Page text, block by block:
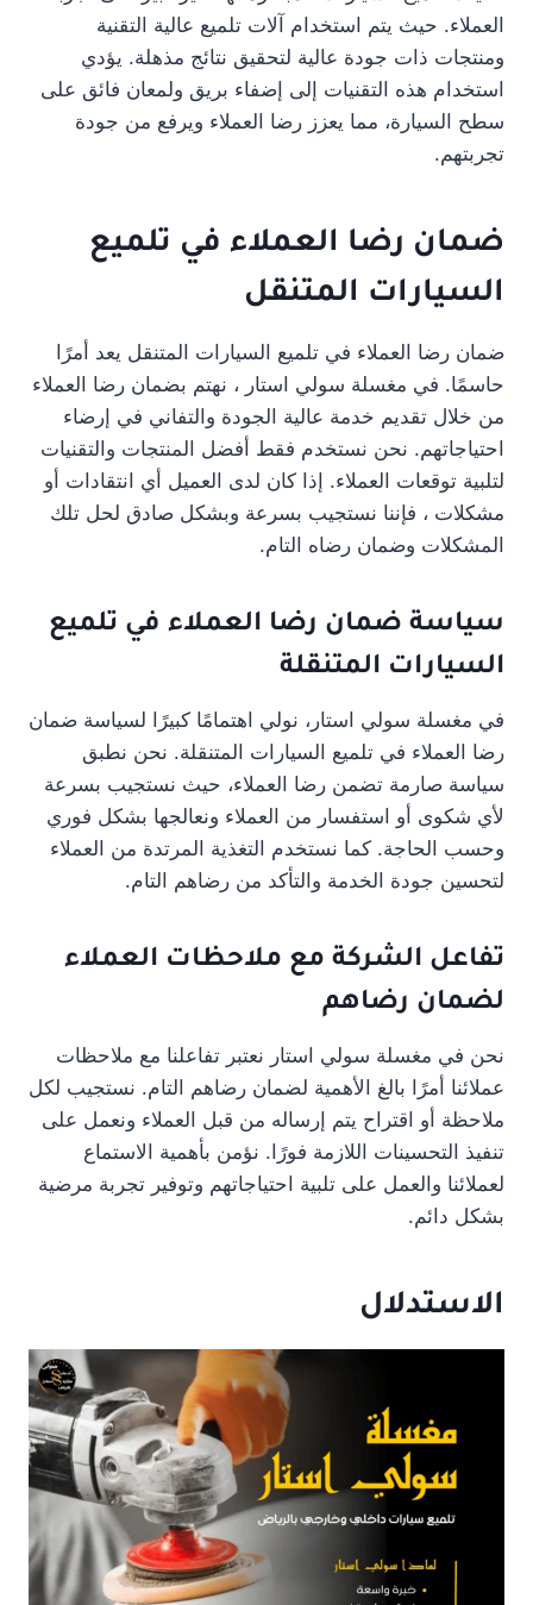
العملاء. حيث يتم استخدام آلات تلميع عالية التقنية
ومنتجات ذات جودة عالية لتحقيق نتائج مذهلة. يؤدي
استخدام هذه التقنيات إلى إضفاء بريق ولمعان فائق على
سطح السيارة، مما يعزز رضا العملاء ويرفع من جودة
تجربتهم.
ضمان رضا العملاء في تلميع
السيارات المتنقل
ضمان رضا العملاء في تلميع السيارات المتنقل يعد أمرًا
حاسمًا. في مغسلة سولي استار ، نهتم بضمان رضا العملاء
من خلال تقديم خدمة عالية الجودة والتفاني في إرضاء
احتياجاتهم. نحن نستخدم فقط أفضل المنتجات والتقنيات
لتلبية توقعات العملاء. إذا كان لدى العميل أي انتقادات أو
مشكلات ، فإننا نستجيب بسرعة وبشكل صادق لحل تلك
المشكلات وضمان رضاه التام.
سياسة ضمان رضا العملاء في تلميع
السيارات المتنقلة
في مغسلة سولي استار، نولي اهتمامًا كبيرًا لسياسة ضمان
رضا العملاء في تلميع السيارات المتنقلة. نحن نطبق
سياسة صارمة تضمن رضا العملاء، حيث نستجيب بسرعة
لأي شكوى أو استفسار من العملاء ونعالجها بشكل فوري
وحسب الحاجة. كما نستخدم التغذية المرتدة من العملاء
لتحسين جودة الخدمة والتأكد من رضاهم التام.
تفاعل الشركة مع ملاحظات العملاء
لضمان رضاهم
نحن في مغسلة سولي استار نعتبر تفاعلنا مع ملاحظات
عملائنا أمرًا بالغ الأهمية لضمان رضاهم التام. نستجيب لكل
ملاحظة أو اقتراح يتم إرساله من قبل العملاء ونعمل على
تنفيذ التحسينات اللازمة فورًا. نؤمن بأهمية الاستماع
لعملائنا والعمل على تلبية احتياجاتهم وتوفير تجربة مرضية
بشكل دائم.
الاستدلال